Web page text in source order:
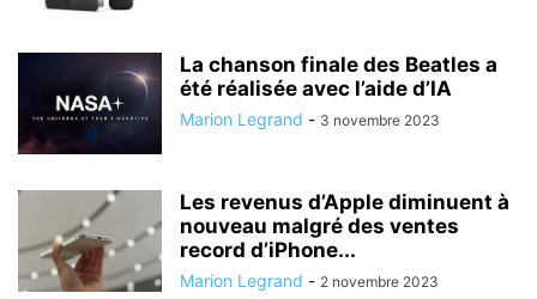
La chanson finale des Beatles a
été réalisée avec l’aide d’IA
Marion Legrand - 3 novembre 2023
Les revenus d’Apple diminuent à
nouveau malgré des ventes
record d’iPhone...
Marion Legrand - 2 novembre 2023